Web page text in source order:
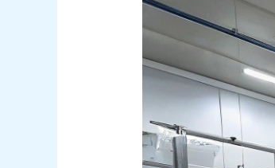
de
Bandas
Transportadoras
Existen:
Completa
para